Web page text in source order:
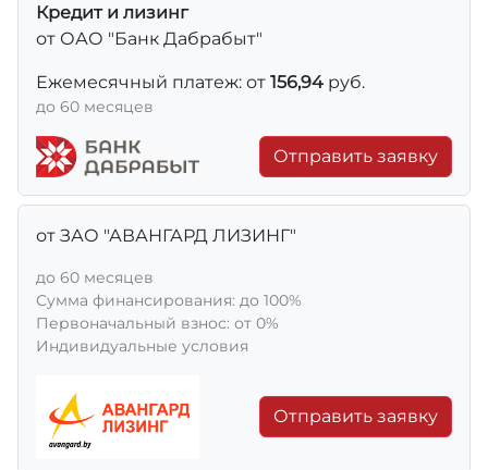
Кредит и лизинг
от ОАО "Банк Дабрабыт"
Ежемесячный платеж: от 156,94 руб.
до 60 месяцев
Отправить заявку
от ЗАО "АВАНГАРД ЛИЗИНГ"
до 60 месяцев
Сумма финансирования: до 100%
Первоначальный взнос: от 0%
Индивидуальные условия
Отправить заявку